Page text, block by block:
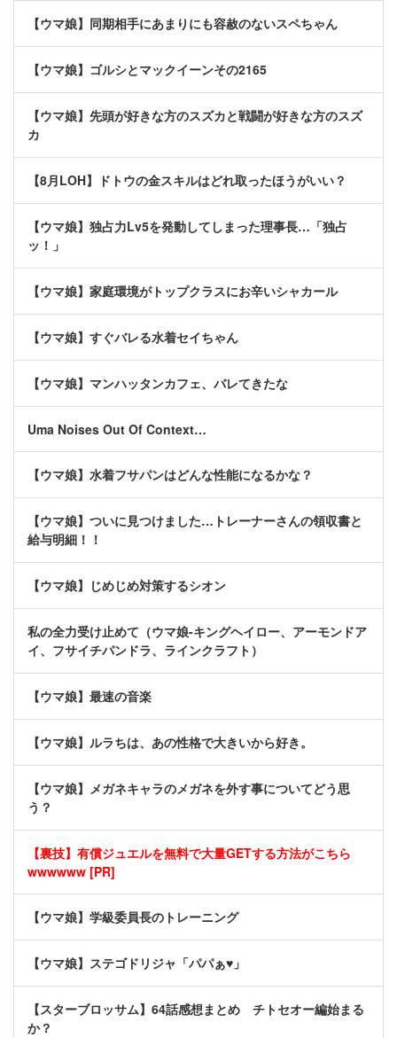
【ウマ娘】同期相手にあまりにも容赦のないスペちゃん
【ウマ娘】ゴルシとマックイーンその2165
【ウマ娘】先頭が好きな方のスズカと戦闘が好きな方のスズ
カ
【8月LOH】ドトウの金スキルはどれ取ったほうがいい？
【ウマ娘】独占力Lv5を発動してしまった理事長…「独占
ッ！」
【ウマ娘】家庭環境がトップクラスにお辛いシャカール
【ウマ娘】すぐバレる水着セイちゃん
【ウマ娘】マンハッタンカフェ、バレてきたな
Uma Noises Out Of Context…
【ウマ娘】水着フサパンはどんな性能になるかな？
【ウマ娘】ついに見つけました…トレーナーさんの領収書と
給与明細！！
【ウマ娘】じめじめ対策するシオン
私の全力受け止めて（ウマ娘-キングヘイロー、アーモンドア
イ、フサイチパンドラ、ラインクラフト）
【ウマ娘】最速の音楽
【ウマ娘】ルラちは、あの性格で大きいから好き。
【ウマ娘】メガネキャラのメガネを外す事についてどう思
う？
【裏技】有償ジュエルを無料で大量GETする方法がこちら
wwwwww [PR]
【ウマ娘】学級委員長のトレーニング
【ウマ娘】ステゴドリジャ「パパぁ♥」
【スターブロッサム】64話感想まとめ チトセオー編始まる
か？